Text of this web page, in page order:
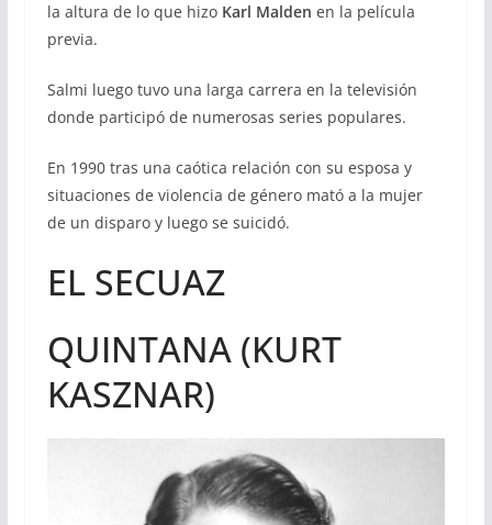
la altura de lo que hizo Karl Malden en la película
previa.
Salmi luego tuvo una larga carrera en la televisión
donde participó de numerosas series populares.
En 1990 tras una caótica relación con su esposa y
situaciones de violencia de género mató a la mujer
de un disparo y luego se suicidó.
EL SECUAZ
QUINTANA (KURT
KASZNAR)